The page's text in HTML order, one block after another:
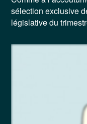
sélection exclusive
législative du